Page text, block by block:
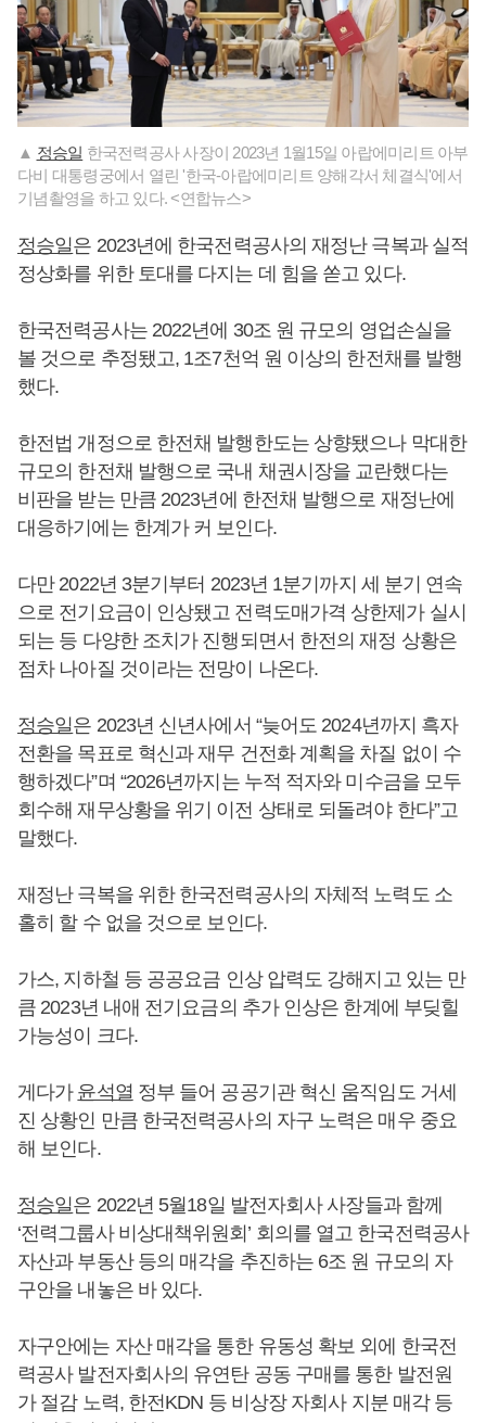
▲ 정승일 한국전력공사 사장이 2023년 1월15일 아랍에미리트 아부
다비 대통령궁에서 열린 '한국-아랍에미리트 양해각서 체결식'에서
기념촬영을 하고 있다. <연합뉴스>
정승일은 2023년에 한국전력공사의 재정난 극복과 실적
정상화를 위한 토대를 다지는 데 힘을 쏟고 있다.
한국전력공사는 2022년에 30조 원 규모의 영업손실을
볼 것으로 추정됐고, 1조7천억 원 이상의 한전채를 발행
했다.
한전법 개정으로 한전채 발행한도는 상향됐으나 막대한
규모의 한전채 발행으로 국내 채권시장을 교란했다는
비판을 받는 만큼 2023년에 한전채 발행으로 재정난에
대응하기에는 한계가 커 보인다.
다만 2022년 3분기부터 2023년 1분기까지 세 분기 연속
으로 전기요금이 인상됐고 전력도매가격 상한제가 실시
되는 등 다양한 조치가 진행되면서 한전의 재정 상황은
점차 나아질 것이라는 전망이 나온다.
정승일은 2023년 신년사에서 “늦어도 2024년까지 흑자
전환을 목표로 혁신과 재무 건전화 계획을 차질 없이 수
행하겠다”며 “2026년까지는 누적 적자와 미수금을 모두
회수해 재무상황을 위기 이전 상태로 되돌려야 한다”고
말했다.
재정난 극복을 위한 한국전력공사의 자체적 노력도 소
홀히 할 수 없을 것으로 보인다.
가스, 지하철 등 공공요금 인상 압력도 강해지고 있는 만
큼 2023년 내애 전기요금의 추가 인상은 한계에 부딪힐
가능성이 크다.
게다가 윤석열 정부 들어 공공기관 혁신 움직임도 거세
진 상황인 만큼 한국전력공사의 자구 노력은 매우 중요
해 보인다.
정승일은 2022년 5월18일 발전자회사 사장들과 함께
‘전력그룹사 비상대책위원회’ 회의를 열고 한국전력공사
자산과 부동산 등의 매각을 추진하는 6조 원 규모의 자
구안을 내놓은 바 있다.
자구안에는 자산 매각을 통한 유동성 확보 외에 한국전
력공사 발전자회사의 유연탄 공동 구매를 통한 발전원
가 절감 노력, 한전KDN 등 비상장 자회사 지분 매각 등